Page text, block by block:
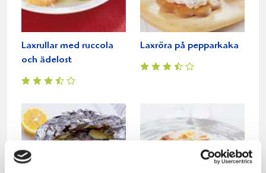
Laxrullar med ruccola
och ädelost
Laxröra på pepparkaka